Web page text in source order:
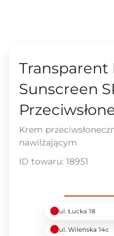
Sunscreen
Krem
nawilżającym
ID towaru: 18951
ul. Łucka 18
ul. Wileńska 14c